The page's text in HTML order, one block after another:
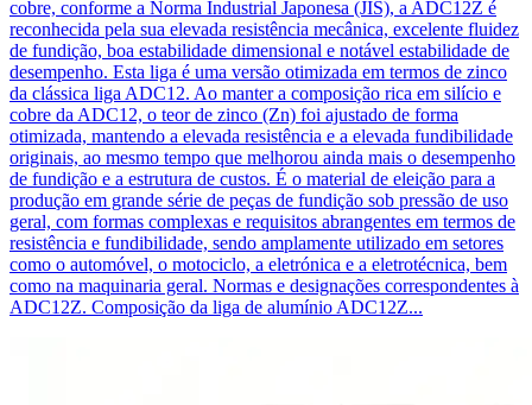
cobre, conforme a Norma Industrial Japonesa (JIS), a ADC12Z é
reconhecida pela sua elevada resistência mecânica, excelente fluidez
de fundição, boa estabilidade dimensional e notável estabilidade de
desempenho. Esta liga é uma versão otimizada em termos de zinco
da clássica liga ADC12. Ao manter a composição rica em silício e
cobre da ADC12, o teor de zinco (Zn) foi ajustado de forma
otimizada, mantendo a elevada resistência e a elevada fundibilidade
originais, ao mesmo tempo que melhorou ainda mais o desempenho
de fundição e a estrutura de custos. É o material de eleição para a
produção em grande série de peças de fundição sob pressão de uso
geral, com formas complexas e requisitos abrangentes em termos de
resistência e fundibilidade, sendo amplamente utilizado em setores
como o automóvel, o motociclo, a eletrónica e a eletrotécnica, bem
como na maquinaria geral. Normas e designações correspondentes à
ADC12Z. Composição da liga de alumínio ADC12Z...